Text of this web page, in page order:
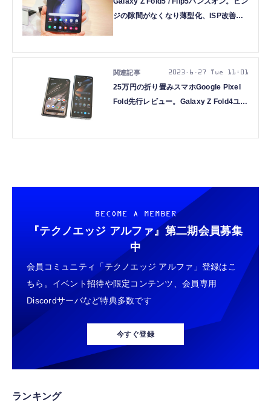
ジの隙間がなくなり薄型化、ISP改善で
25万円の折り畳みスマホGoogle Pixel
Fold先行レビュー。Galaxy Z Fold4ユー
2023.6.27 Tue 11:01
BECOME A MEMBER
『テクノエッジ アルファ』 第二期会員募集
中
会員コミュニティ「テクノエッジ アルファ」登録はこ
ちら。イベント招待や限定コンテンツ、会員専用
Discordサーバなど特典多数です
今すぐ登録
ランキング